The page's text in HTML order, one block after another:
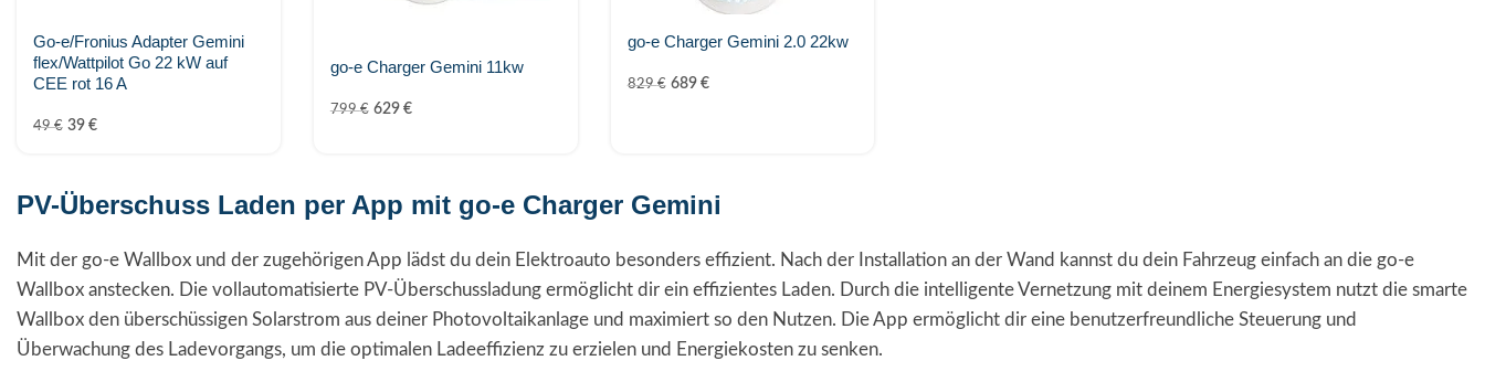
Go-e/Fronius Adapter Gemini
flex/Wattpilot Go 22 kW auf
CEE rot 16 A
49€ 39 €
go-e Charger Gemini 11kw
799€ 629 €
go-e Charger Gemini 2.0 22kw
829€ 689 €
PV-Überschuss Laden per App mit go-e Charger Gemini
Mit der go-e Wallbox und der zugehörigen App lädst du dein Elektroauto besonders effizient. Nach der Installation an der Wand kannst du dein Fahrzeug einfach an die go-e
Wallbox anstecken. Die vollautomatisierte PV-Überschussladung ermöglicht dir ein effizientes Laden. Durch die intelligente Vernetzung mit deinem Energiesystem nutzt die smarte
Wallbox den überschüssigen Solarstrom aus deiner Photovoltaikanlage und maximiert so den Nutzen. Die App ermöglicht dir eine benutzerfreundliche Steuerung und
Überwachung des Ladevorgangs, um die optimalen Ladeeffizienz zu erzielen und Energiekosten zu senken.